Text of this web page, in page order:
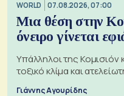
WORLD 07.08.2026, 07:00
Μια θέση στην
όνειρο γίνεται
Υπάλληλοι της
τοξικό κλίμα και
Γιάννης Αγουρίδης